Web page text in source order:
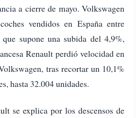
a cierre de mayo. Volkswagen
vendidos en España entre
supone una subida del 4,9%,
Renault perdió velocidad en
tras recortar un 10,1%
hasta 32.004 unidades.
se explica por los descensos de